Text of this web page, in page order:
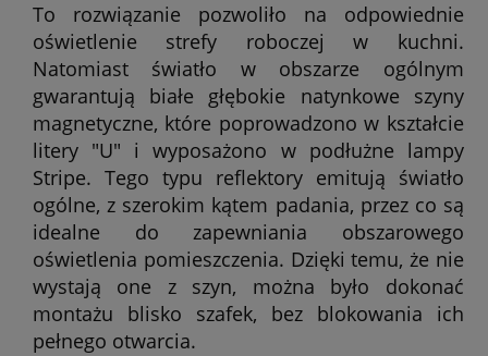
To rozwiązanie pozwoliło na odpowiednie
oświetlenie strefy roboczej w kuchni.
Natomiast światło w obszarze ogólnym
gwarantują białe głębokie natynkowe szyny
magnetyczne, które poprowadzono w kształcie
litery "U" i wyposażono w podłużne lampy
Stripe. Tego typu reflektory emitują światło
ogólne, z szerokim kątem padania, przez co są
idealne do zapewniania obszarowego
oświetlenia pomieszczenia. Dzięki temu, że nie
wystają one z szyn, można było dokonać
montażu blisko szafek, bez blokowania ich
pełnego otwarcia.